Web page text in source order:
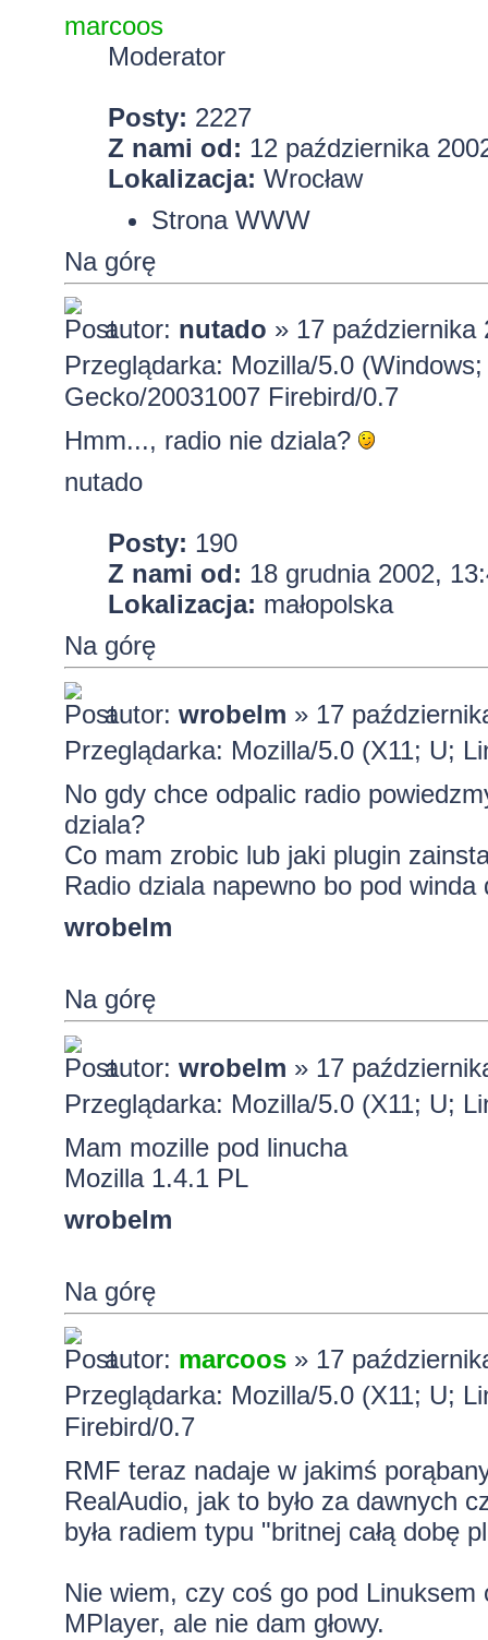
marcoos
Moderator
Posty: 2227
Z nami od: 12 października
Lokalizacja: Wrocław
Strona WWW
Na górę
autor: nutado » 17 października
Przeglądarka: Mozilla/5.0
Gecko/20031007 Firebird/0.7
Hmm..., radio nie dziala?
nutado
Posty: 190
Z nami od: 18 grudnia 2002,
Lokalizacja: małopolska
Na górę
autor: wrobelm » 17
Przeglądarka: Mozilla/5.0 (X11; U;
No gdy chce odpalic radio
dziala?
Co mam zrobic lub jaki plugin
Radio dziala napewno bo pod winda
wrobelm
Na górę
autor: wrobelm » 17
Przeglądarka: Mozilla/5.0 (X11; U;
Mam mozille pod linucha
Mozilla 1.4.1 PL
wrobelm
Na górę
autor: marcoos» 17
Przeglądarka: Mozilla/5.0 (X11; U;
Firebird/0.7
RMF teraz nadaje w jakimś
RealAudio, jak to było za dawnych
była radiem typu "britnej całą dobę
Nie wiem, czy coś go pod Linuksem
MPlayer, ale nie dam głowy.